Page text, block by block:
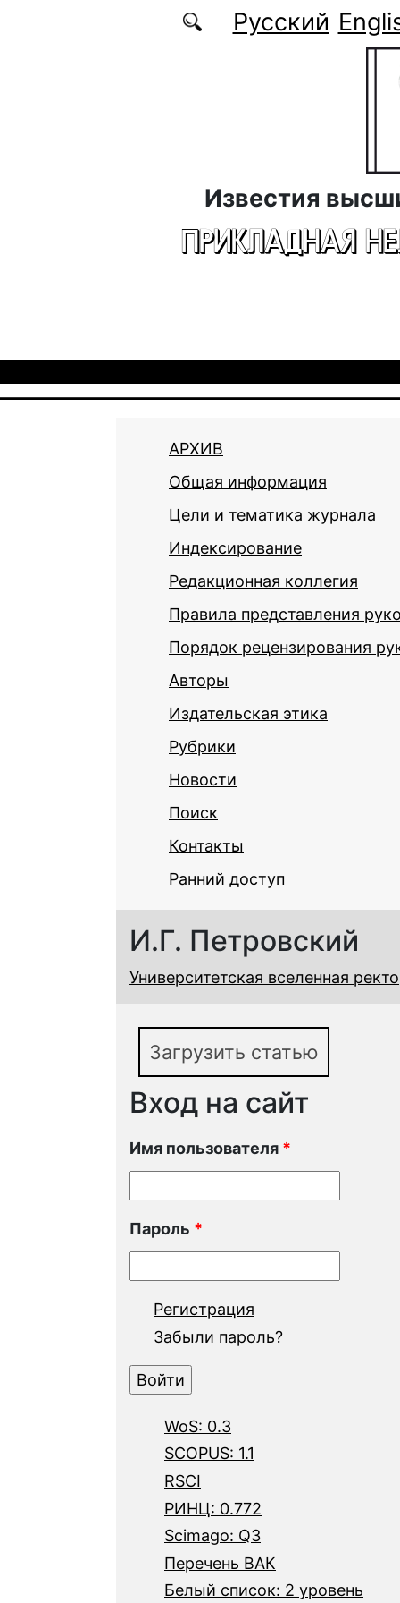
Перейти к основному содержаниюРусский
Известия
ПРИКЛАДНАЯ
АРХИВ
Общая информация
Цели и тематика журнала
Индексирование
Редакционная коллегия
Правила представления
Порядок рецензирования
Авторы
Издательская этика
Рубрики
Новости
Поиск
Контакты
Ранний доступ
И.Г. Петровский
Университетская вселенная
Загрузить статью
Вход на сайт
Имя пользователя *
Пароль *
Регистрация
Забыли пароль?
WoS: 0.3
SCOPUS: 1.1
RSCI
РИНЦ: 0.772
Scimago: Q3
Перечень ВАК
Белый список: 2 уровень